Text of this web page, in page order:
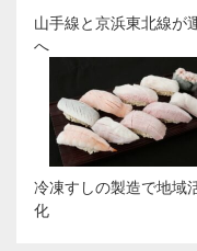
山手線と京浜東北線が
へ
冷凍すしの製造で地域
化